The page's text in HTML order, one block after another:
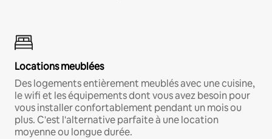
Locations meublées
Des logements entièrement meublés avec une cuisine,
le wifi et les équipements dont vous avez besoin pour
vous installer confortablement pendant un mois ou
plus. C'est l'alternative parfaite à une location
moyenne ou longue durée.